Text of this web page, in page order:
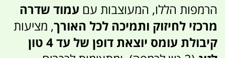
הרמפות הללו, המעוצבות עם עמוד שדרה
מרכזי לחיזוק ותמיכה לכל האורך, מציעות
קיבולת עומס יוצאת דופן של עד 4 טון